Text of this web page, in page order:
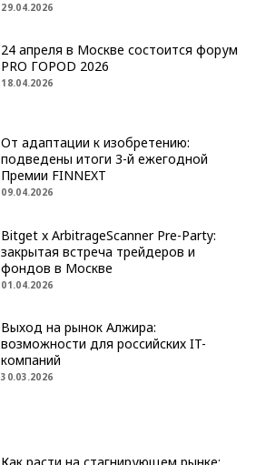
29.04.2026
24 апреля в Москве состоится форум
PRO ГОРОD 2026
18.04.2026
От адаптации к изобретению:
подведены итоги 3-й ежегодной
Премии FINNEXT
09.04.2026
Bitget x ArbitrageScanner Pre-Party:
закрытая встреча трейдеров и
фондов в Москве
01.04.2026
Выход на рынок Алжира:
возможности для российских IT-
компаний
30.03.2026
Как расти на стагнирующем рынке: